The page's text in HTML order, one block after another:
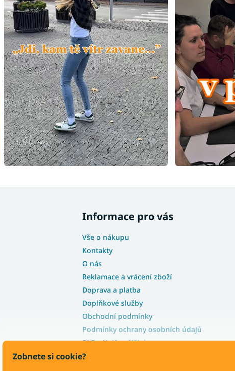
Zobnete si cookie?
Informace pro vás
Vše o nákupu
Kontakty
O nás
Reklamace a vrácení zboží
Doprava a platba
Doplňkové služby
Obchodní podmínky
Podmínky ochrany osobních údajů
FAQ - Nejčastější dotazy
Blog